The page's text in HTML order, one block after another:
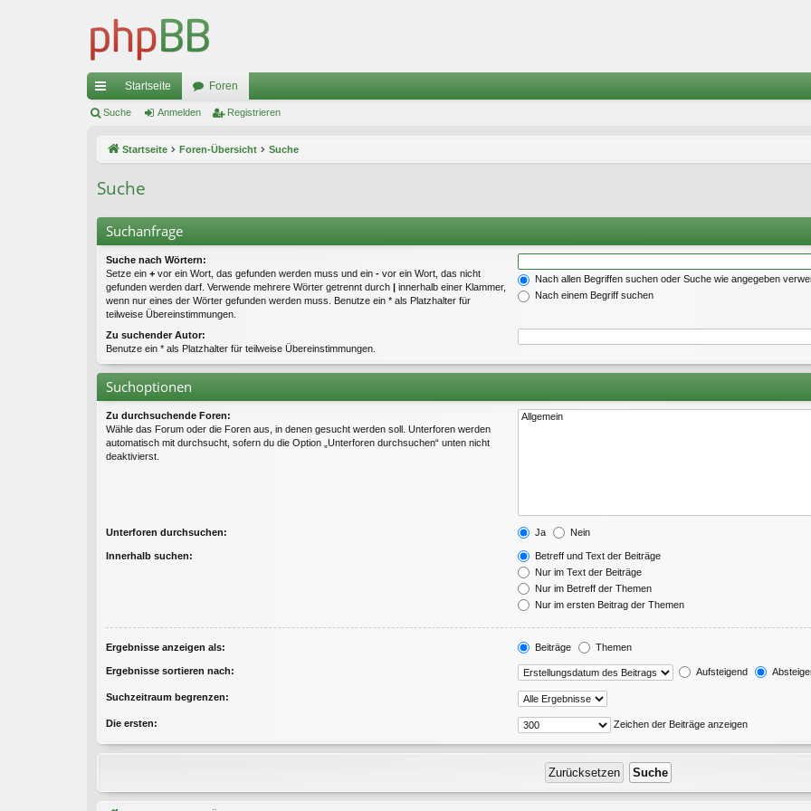
ch
ug
riff
Startseite Foren
Suche Anmelden Registrieren
Startseite Foren-Übersicht Suche
Suche
Suchanfrage
Suche nach Wörtern:
Setze ein + vor ein Wort, das gefunden werden muss und ein - vor ein Wort, das nicht
gefunden werden darf. Verwende mehrere Wörter getrennt durch | innerhalb einer Klammer,
wenn nur eines der Wörter gefunden werden muss. Benutze ein * als Platzhalter für
teilweise Übereinstimmungen.
Nach allen Begriffen suchen oder Suche wie angegeben
Nach einem Begriff suchen
Zu suchender Autor:
Benutze ein * als Platzhalter für teilweise Übereinstimmungen.
Suchoptionen
Zu durchsuchende Foren:
Wähle das Forum oder die Foren aus, in denen gesucht werden soll. Unterforen werden
automatisch mit durchsucht, sofern du die Option „Unterforen durchsuchen“ unten nicht
deaktivierst.
Unterforen durchsuchen: Ja Nein
Innerhalb suchen:
Betreff und Text der Beiträge
Nur im Text der Beiträge
Nur im Betreff der Themen
Nur im ersten Beitrag der Themen
Ergebnisse anzeigen als: Beiträge Themen
Ergebnisse sortieren nach: Aufsteigend
Suchzeitraum begrenzen:
Die ersten: Zeichen der Beiträge anzeigen